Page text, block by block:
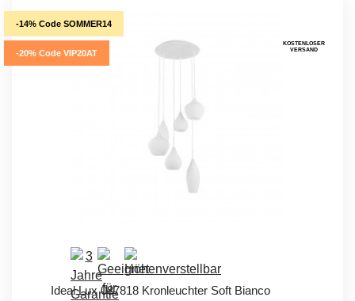
-14% Code SOMMER14
-20% Code VIP20AT
KOSTENLOSER
VERSAND
Ideal Lux 087818 Kronleuchter Soft Bianco